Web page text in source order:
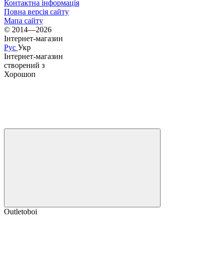
Контактна інформація
Повна версія сайту
Мапа сайту
© 2014—2026
Інтернет-магазин
Рус Укр
Інтернет-магазин
створений з
Хорошоп
Outletoboi